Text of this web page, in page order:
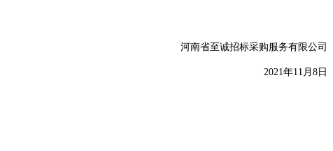
河南省至诚招标采购服务有限公司
2021年11月8日